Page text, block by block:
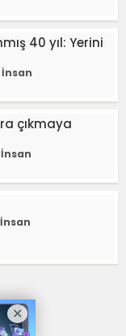
40 yıl: Yerini
çıkmaya